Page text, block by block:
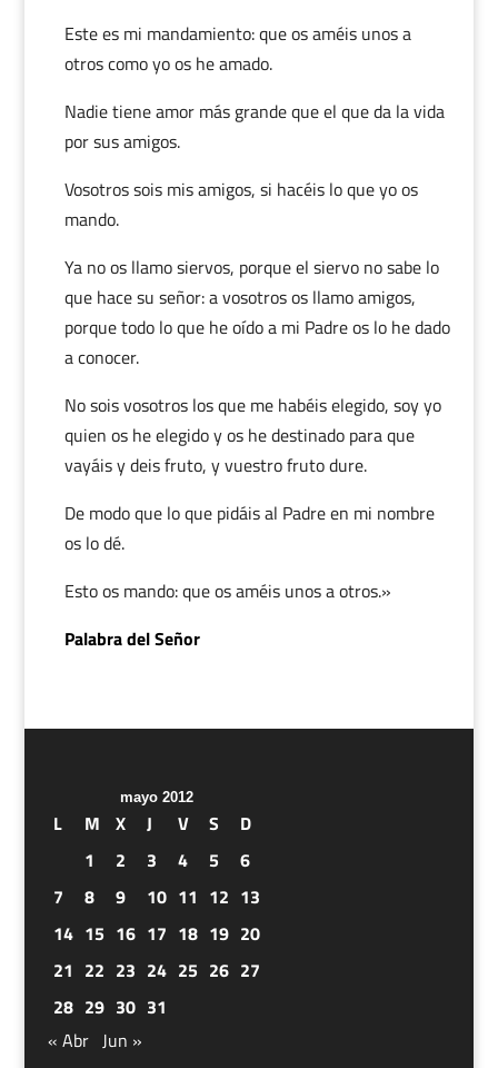
Este es mi mandamiento: que os améis unos a
otros como yo os he amado.
Nadie tiene amor más grande que el que da la vida
por sus amigos.
Vosotros sois mis amigos, si hacéis lo que yo os
mando.
Ya no os llamo siervos, porque el siervo no sabe lo
que hace su señor: a vosotros os llamo amigos,
porque todo lo que he oído a mi Padre os lo he dado
a conocer.
No sois vosotros los que me habéis elegido, soy yo
quien os he elegido y os he destinado para que
vayáis y deis fruto, y vuestro fruto dure.
De modo que lo que pidáis al Padre en mi nombre
os lo dé.
Esto os mando: que os améis unos a otros.»
Palabra del Señor
mayo 2012
L M X J V S
D
1
2 3 4 5
6
7
8 9 10 11 12 13
14 15 16 17 18 19 20
21 22 23 24 25 26 27
28 29 30 31
« Abr Jun »